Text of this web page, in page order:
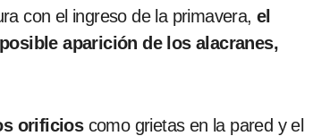
con el ingreso de la primavera,el
aparición de los alacranes,
orificioscomo grietas en la pared y el